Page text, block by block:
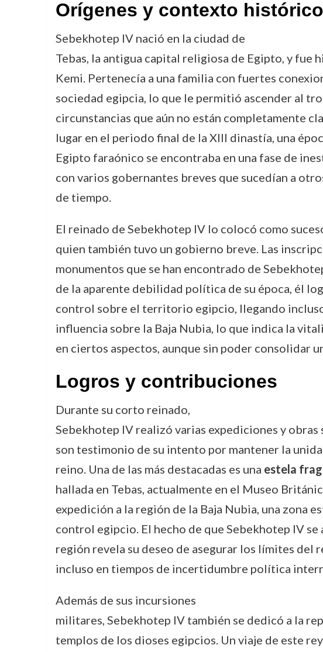
Orígenes y contexto histórico
Sebekhotep IV nació en la ciudad de
Tebas, la antigua capital religiosa de Egipto, y fue
Kemi. Pertenecía a una familia con fuertes
sociedad egipcia, lo que le permitió ascender al
circunstancias que aún no están completamente
lugar en el periodo final de la XIII dinastía, una
Egipto faraónico se encontraba en una fase de
con varios gobernantes breves que sucedían a
de tiempo.
El reinado de Sebekhotep IV lo colocó como
quien también tuvo un gobierno breve. Las
monumentos que se han encontrado de
de la aparente debilidad política de su época, él
control sobre el territorio egipcio, llegando
influencia sobre la Baja Nubia, lo que indica la
en ciertos aspectos, aunque sin poder consolidar
Logros y contribuciones
Durante su corto reinado,
Sebekhotep IV realizó varias expediciones y
son testimonio de su intento por mantener la
reino. Una de las más destacadas es una estela
hallada en Tebas, actualmente en el Museo
expedición a la región de la Baja Nubia, una zona
control egipcio. El hecho de que Sebekhotep IV se
región revela su deseo de asegurar los límites del
incluso en tiempos de incertidumbre política
Además de sus incursiones
militares, Sebekhotep IV también se dedicó a la
templos de los dioses egipcios. Un viaje de este rey